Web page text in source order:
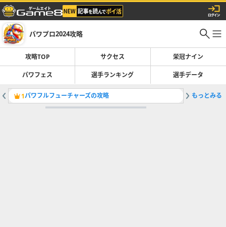
パワプロ2024攻略
攻略TOP サクセス 栄冠ナイン
パワフェス 選手ランキング 選手データ
1パワフルフューチャーズの攻略 2暴れ球
もっとみる